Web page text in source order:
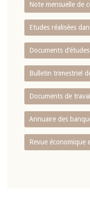
Note mensuelle de
Etudes réalisées
Documents
Bulletin trimestriel
Documents de travail
Annuaire des
Revue économique